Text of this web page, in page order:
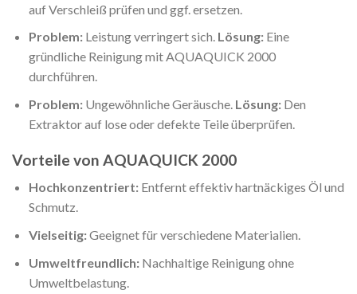
auf Verschleiß prüfen und ggf. ersetzen.
Problem:Leistung verringert sich. Lösung:Eine
gründliche Reinigung mit AQUAQUICK 2000
durchführen.
Problem:Ungewöhnliche Geräusche. Lösung:Den
Extraktor auf lose oder defekte Teile überprüfen.
Vorteile von AQUAQUICK 2000
Hochkonzentriert:Entfernt effektiv hartnäckiges Öl und
Schmutz.
Vielseitig:Geeignet für verschiedene Materialien.
Umweltfreundlich:Nachhaltige Reinigung ohne
Umweltbelastung.